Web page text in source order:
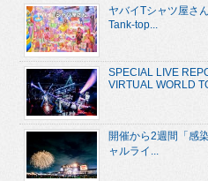
ヤバイTシャツ屋さ
Tank-top...
SPECIAL LIVE
VIRTUAL WORLD
開催から2週間「感
ャルライ...